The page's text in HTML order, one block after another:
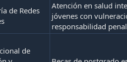
de Redes
Atención en salud
jóvenes con
responsabilidad
de